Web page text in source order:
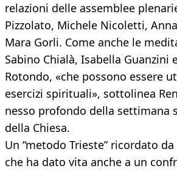
relazioni delle assemblee
Pizzolato, Michele Nicoletti,
Mara Gorli. Come anche le
Sabino Chialà, Isabella Guanzini
Rotondo, «che possono essere
esercizi spirituali», sottolinea
nesso profondo della settimana
della Chiesa.
Un “metodo Trieste” ricordato
che ha dato vita anche a un